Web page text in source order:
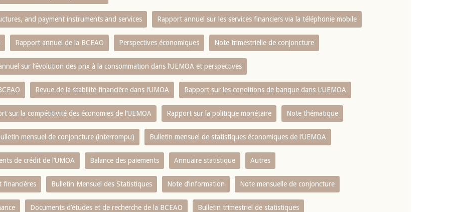
and payment instruments and services Rapport annuel sur les services financiers via la téléphonie mobile
Rapport annuel de la BCEAO Perspectives économiques Note trimestrielle de conjoncture
sur l‘évolution des prix à la consommation dans l‘UEMOA et perspectives
Revue de la stabilité financière dans l‘UMOA Rapport sur les conditions de banque dans L‘UEMOA
sur la compétitivité des économies de l‘UEMOA Rapport sur la politique monétaire Note thématique
mensuel de conjoncture (interrompu) Bulletin mensuel de statistiques économiques de l‘UEMOA
de crédit de l‘UMOA Balance des paiements Annuaire statistique Autres
financières Bulletin Mensuel des Statistiques Note d’information Note mensuelle de conjoncture
Documents d’études et de recherche de la BCEAO Bulletin trimestriel de statistiques